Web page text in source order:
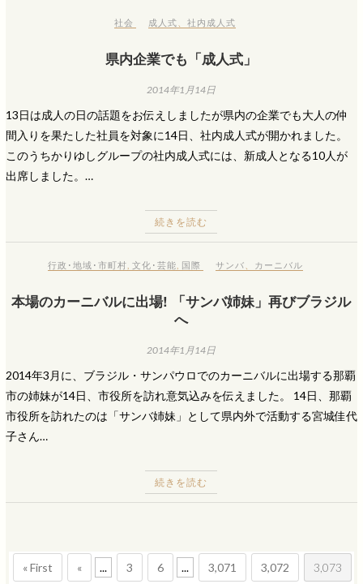
社会 成人式 、社内成人式
県内企業でも「成人式」
2014年1月14日
13日は成人の日の話題をお伝えしましたが県内の企業でも大人の仲
間入りを果たした社員を対象に14日、社内成人式が開かれました。
このうちかりゆしグループの社内成人式には、新成人となる10人が
出席しました。…
続きを読む
行政･地域･市町村 文化･芸能 国際 サンバ カーニバル
本場のカーニバルに出場! 「サンバ姉妹」再びブラジル
へ
2014年1月14日
2014年3月に、ブラジル・サンパウロでのカーニバルに出場する那覇
市の姉妹が14日、市役所を訪れ意気込みを伝えました。 14日、那覇
市役所を訪れたのは「サンバ姉妹」として県内外で活動する宮城佳代
子さん…
続きを読む
« First « ... 3 6 ... 3,071 3,072 3,073